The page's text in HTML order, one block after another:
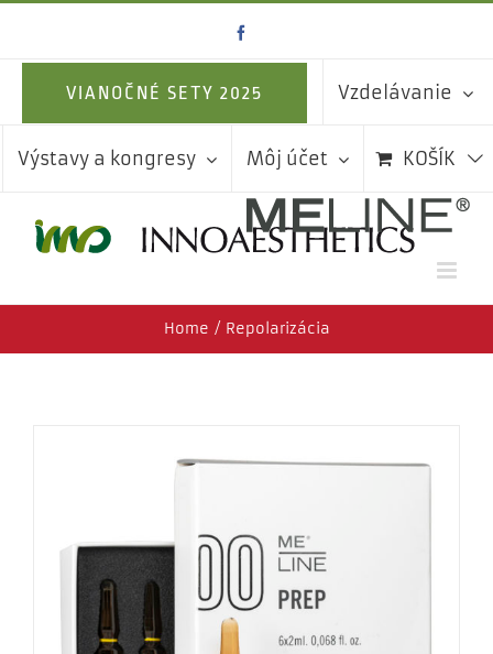
contentVIANOČNÉ SETY 2025 Vzdelávanie
Výstavy a kongresy Môj účet KOŠÍK
Home Repolarizácia